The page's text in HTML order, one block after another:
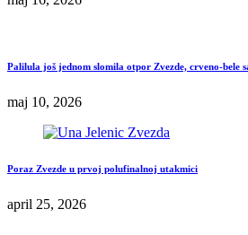
Palilula još jednom slomila otpor Zvezde, crveno-bele
maj 10, 2026
Poraz Zvezde u prvoj polufinalnoj utakmici
april 25, 2026